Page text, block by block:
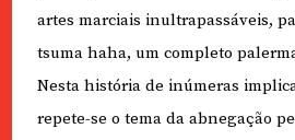
artes marciais inultrapassáveis,
tsuma haha, um completo
Nesta história de inúmeras
repete-se o tema da abnegação